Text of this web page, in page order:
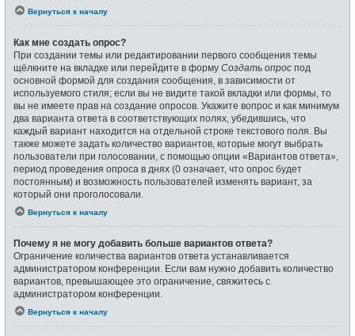
Вернуться к началу
Как мне создать опрос?
При создании темы или редактировании первого сообщения темы
щёлкните на вкладке или перейдите в форму Создать опрос под
основной формой для создания сообщения, в зависимости от
используемого стиля; если вы не видите такой вкладки или формы, то
вы не имеете прав на создание опросов. Укажите вопрос и как минимум
два варианта ответа в соответствующих полях, убедившись, что
каждый вариант находится на отдельной строке текстового поля. Вы
также можете задать количество вариантов, которые могут выбрать
пользователи при голосовании, с помощью опции «Вариантов ответа»,
период проведения опроса в днях (0 означает, что опрос будет
постоянным) и возможность пользователей изменять вариант, за
который они проголосовали.
Вернуться к началу
Почему я не могу добавить больше вариантов ответа?
Ограничение количества вариантов ответа устанавливается
администратором конференции. Если вам нужно добавить количество
вариантов, превышающее это ограничение, свяжитесь с
администратором конференции.
Вернуться к началу